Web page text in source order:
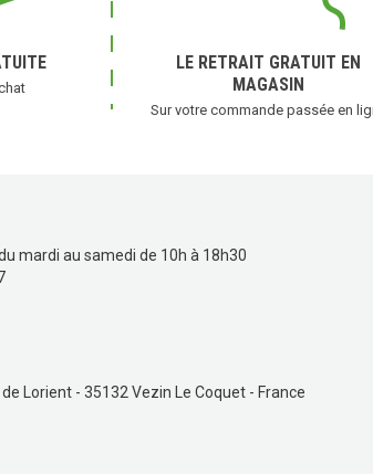
LE RETRAIT GRATUIT EN
MAGASIN
Sur votre commande passée en
mardi au samedi de 10h à 18h30
Lorient - 35132 Vezin Le Coquet - France